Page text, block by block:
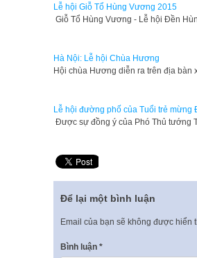
Lễ hội Giỗ Tổ Hùng Vương 2015
Giỗ Tổ Hùng Vương - Lễ hội Đền
Hà Nội: Lễ hội Chùa Hương
​Hội chùa Hương diễn ra trên địa
Lễ hội đường phố của Tuổi trẻ mừng
Được sự đồng ý của Phó Thủ
Để lại một bình luận
Email của bạn sẽ không được hiển
Bình luận *